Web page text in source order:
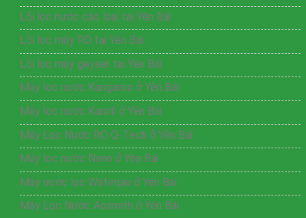
Lõi lọc nước các loại tại Yên Bái
Lõi lọc máy RO tại Yên Bái
Lõi lọc máy geyser tại Yên Bái
Máy lọc nước Kangaroo ở Yên Bái
Máy lọc nước Karofi ở Yên Bái
Máy Lọc Nước RO Q-Tech ở Yên Bái
Máy lọc nước Nano ở Yên Bái
Máy nước lọc Waterpia ở Yên Bái
Máy Lọc Nước Aosmith ở Yên Bái